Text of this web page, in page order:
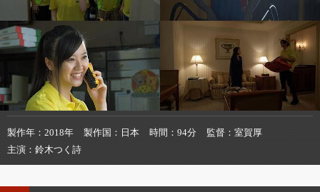
製作年 2018年 製作国 日本 時間 94分 監督
室賀厚
主演
鈴木つく詩